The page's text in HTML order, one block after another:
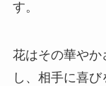
す。
花はその華やか
し、相手に喜び